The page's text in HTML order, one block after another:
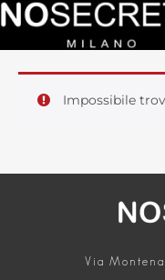
Impossibile
Via